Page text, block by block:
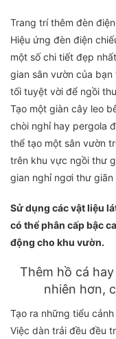
Trang trí thêm đèn
Hiệu ứng đèn điện
một số chi tiết đẹp
gian sân vườn của
tối tuyệt vời để ngồi
Tạo một giàn cây leo
chòi nghỉ hay pergola
thể tạo một sân vườn
trên khu vực ngồi thư
gian nghỉ ngơi thư giãn
Sử dụng các vật liệu
có thể phân cấp bậc
động cho khu vườn.
Thêm hồ cá
nhiên hơn,
Tạo ra những tiểu
Việc dàn trải đều đều